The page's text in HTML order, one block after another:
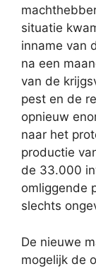
situatie
inname van
na een
van de
pest en de
opnieuw
naar het
productie
de 33.000
omliggende
slechts
De nieuwe
mogelijk de